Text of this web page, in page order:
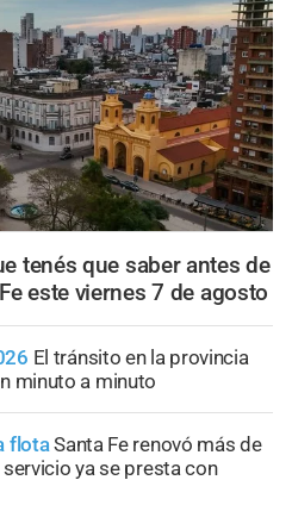
tenés que saber antes de
este viernes 7 de agosto
El tránsito en la provincia
minuto a minuto
flotaSanta Fe renovó más de
ya se presta con